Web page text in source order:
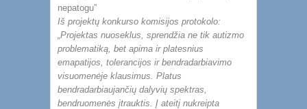
nepatogu”
Iš projektų konkurso komisijos protokolo:
„Projektas nuoseklus, sprendžia ne tik autizmo
problematiką, bet apima ir platesnius
emapatijos, tolerancijos ir bendradarbiavimo
visuomenėje klausimus. Platus
bendradarbiaujančių dalyvių spektras,
bendruomenės įtrauktis. Į ateitį nukreipta